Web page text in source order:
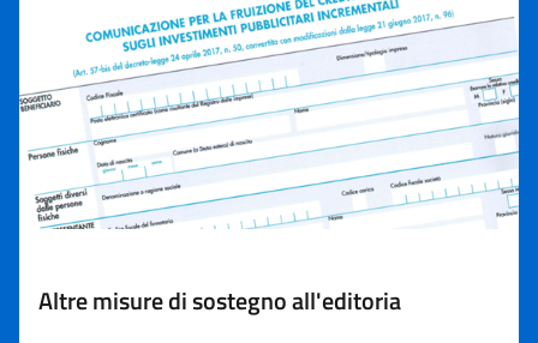
Altre misure di sostegno all'editoria